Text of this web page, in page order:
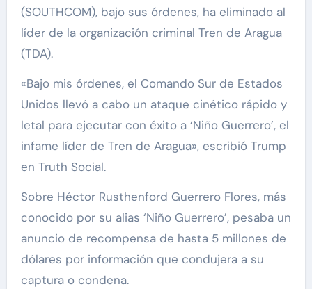
(SOUTHCOM), bajo sus órdenes, ha eliminado al
líder de la organización criminal Tren de Aragua
(TDA).
«Bajo mis órdenes, el Comando Sur de Estados
Unidos llevó a cabo un ataque cinético rápido y
letal para ejecutar con éxito a ‘Niño Guerrero’, el
infame líder de Tren de Aragua», escribió Trump
en Truth Social.
Sobre Héctor Rusthenford Guerrero Flores, más
conocido por su alias ‘Niño Guerrero’, pesaba un
anuncio de recompensa de hasta 5 millones de
dólares por información que condujera a su
captura o condena.